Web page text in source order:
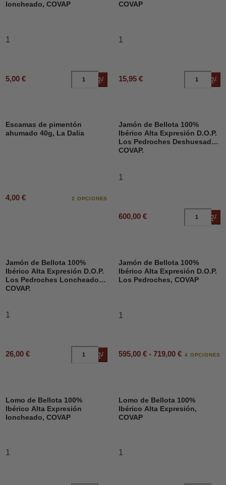
loncheado, COVAP
1
5,00 € Añadir al carrito
COVAP
1
15,95 €
Escamas de pimentón
ahumado 40g, La Dalia
4,00 € 2 OPCIONES
Jamón de Bellota 100%
Ibérico Alta Expresión D.O.P.
Los Pedroches Deshuesado,
COVAP.
1
600,00 €
Jamón de Bellota 100%
Ibérico Alta Expresión D.O.P.
Los Pedroches Loncheado,
COVAP.
1
26,00 € Añadir al carrito
Jamón de Bellota 100%
Ibérico Alta Expresión D.O.P.
Los Pedroches, COVAP
1
595,00 € - 719,00 € 4 OPCIONES
Lomo de Bellota 100%
Ibérico Alta Expresión
loncheado, COVAP
1
Lomo de Bellota 100%
Ibérico Alta Expresión,
COVAP
1